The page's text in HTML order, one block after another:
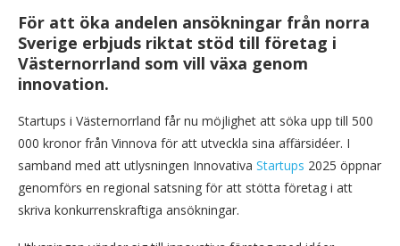
För att öka andelen ansökningar från norra
Sverige erbjuds riktat stöd till företag i
Västernorrland som vill växa genom
innovation.
Startups i Västernorrland får nu möjlighet att söka upp till 500
000 kronor från Vinnova för att utveckla sina affärsidéer. I
samband med att utlysningen Innovativa Startups 2025 öppnar
genomförs en regional satsning för att stötta företag i att
skriva konkurrenskraftiga ansökningar.